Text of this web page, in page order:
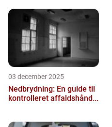
03 december 2025
Nedbrydning: En guide til
kontrolleret affaldshånd...